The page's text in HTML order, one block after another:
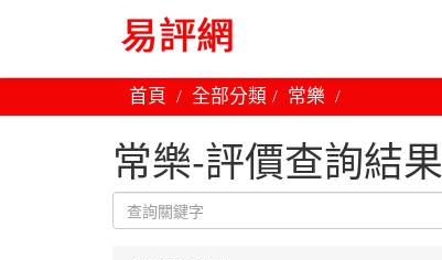
首頁 全部分類 常樂
常樂-評價查詢結果